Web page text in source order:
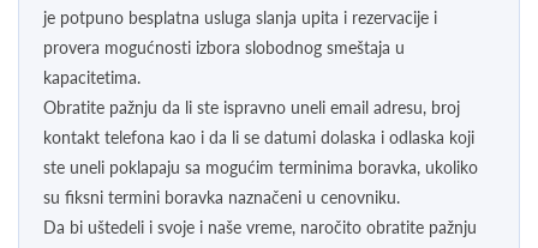
je potpuno besplatna usluga slanja upita i rezervacije i
provera mogućnosti izbora slobodnog smeštaja u
kapacitetima.
Obratite pažnju da li ste ispravno uneli email adresu, broj
kontakt telefona kao i da li se datumi dolaska i odlaska koji
ste uneli poklapaju sa mogućim terminima boravka, ukoliko
su fiksni termini boravka naznačeni u cenovniku.
Da bi uštedeli i svoje i naše vreme, naročito obratite pažnju